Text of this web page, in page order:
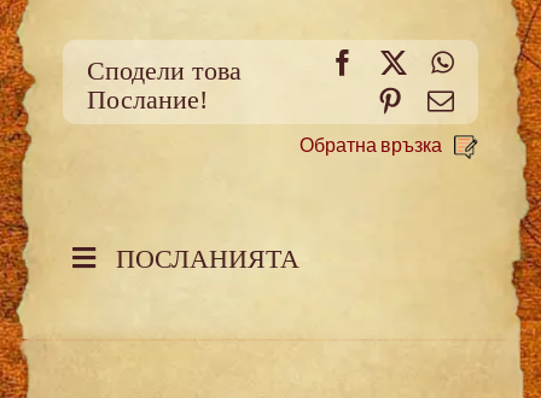
Сподели това
Послание!
Facebook
X
Pinterest
Meйл
Обратна връзка
ПОСЛАНИЯТА